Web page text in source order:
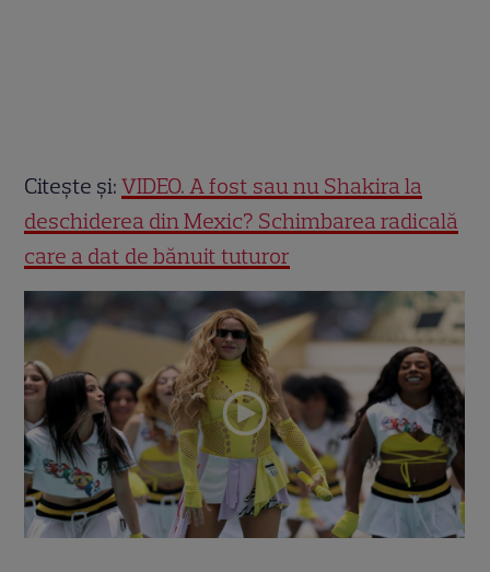
Citește și:VIDEO. A fost sau nu Shakira la
deschiderea din Mexic? Schimbarea radicală
care a dat de bănuit tuturor